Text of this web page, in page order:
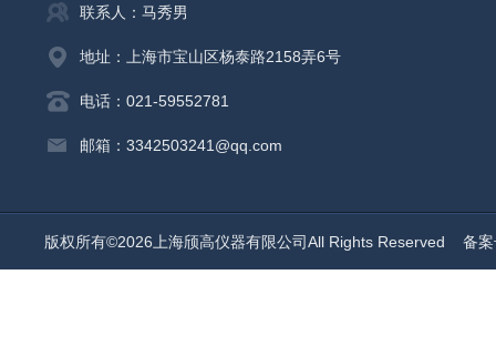
联系人：马秀男
地址：上海市宝山区杨泰路2158弄6号
电话：021-59552781
邮箱：3342503241@qq.com
版权所有©2026上海颀高仪器有限公司All Rights Reserved 备